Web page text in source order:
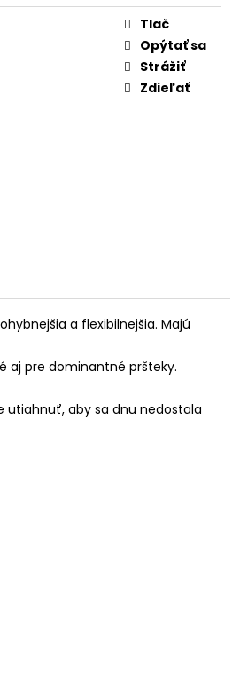
Tlač
Opýtať sa
Strážiť
Zdieľať
a flexibilnejšia. Majú
aj pre dominantné pršteky.
utiahnuť, aby sa dnu nedostala